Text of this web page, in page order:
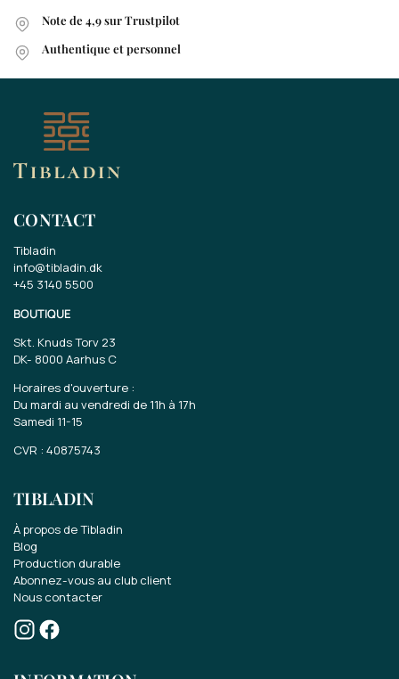
Note de 4,9 sur Trustpilot
Authentique et personnel
CONTACT
Tibladin
info@tibladin.dk
+45 3140 5500
BOUTIQUE
Skt. Knuds Torv 23
DK- 8000 Aarhus C
Horaires d'ouverture :
Du mardi au vendredi de 11h à 17h
Samedi 11-15
CVR : 40875743
TIBLADIN
À propos de Tibladin
Blog
Production durable
Abonnez-vous au club client
Nous contacter
Gagnez une carte cadeau
de 70 EUR..
Participez au concours pour une carte
cadeau de 70 EUR.